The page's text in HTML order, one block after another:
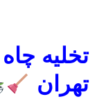
تخلیه
تهران